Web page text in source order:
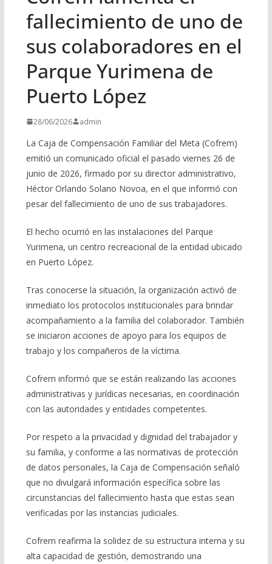
fallecimiento de uno de
sus colaboradores en el
Parque Yurimena de
Puerto López
28/06/2026 admin
La Caja de Compensación Familiar del Meta (Cofrem)
emitió un comunicado oficial el pasado viernes 26 de
junio de 2026, firmado por su director administrativo,
Héctor Orlando Solano Novoa, en el que informó con
pesar del fallecimiento de uno de sus trabajadores.
El hecho ocurrió en las instalaciones del Parque
Yurimena, un centro recreacional de la entidad ubicado
en Puerto López.
Tras conocerse la situación, la organización activó de
inmediato los protocolos institucionales para brindar
acompañamiento a la familia del colaborador. También
se iniciaron acciones de apoyo para los equipos de
trabajo y los compañeros de la víctima.
Cofrem informó que se están realizando las acciones
administrativas y jurídicas necesarias, en coordinación
con las autoridades y entidades competentes.
Por respeto a la privacidad y dignidad del trabajador y
su familia, y conforme a las normativas de protección
de datos personales, la Caja de Compensación señaló
que no divulgará información específica sobre las
circunstancias del fallecimiento hasta que estas sean
verificadas por las instancias judiciales.
Cofrem reafirma la solidez de su estructura interna y su
alta capacidad de gestión, demostrando una